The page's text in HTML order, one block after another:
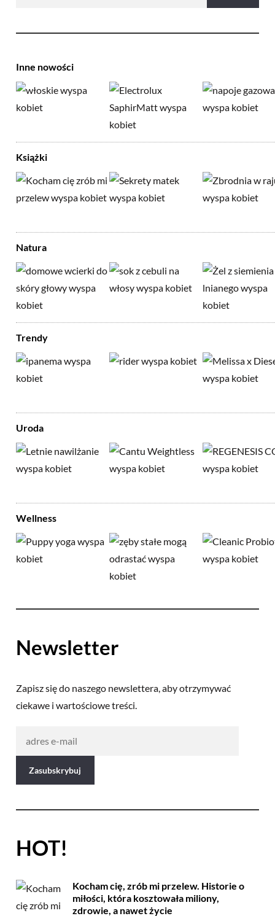
Inne nowości
Książki
Natura
Trendy
Uroda
Wellness
Newsletter
Zapisz się do naszego newslettera, aby otrzymywać
ciekawe i wartościowe treści.
HOT!
Kocham cię, zrób mi przelew. Historie o
miłości, która kosztowała miliony,
zdrowie, a nawet życie